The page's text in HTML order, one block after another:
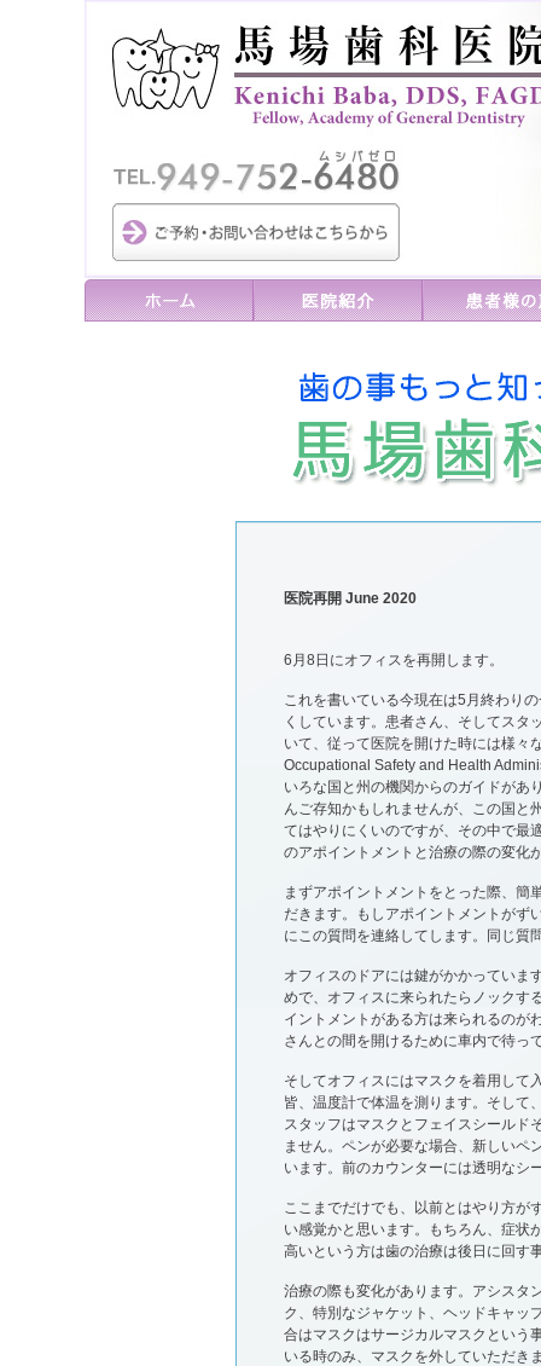
医院再開 June 2020
6月8日にオフィスを再開します。
これを書いている今現在は5月終わり
くしています。患者さん、そしてスタ
いて、従って医院を開けた時には様々
Occupational Safety and Health
いろな国と州の機関からのガイドがあ
んご存知かもしれませんが、この国と
てはやりにくいのですが、その中で最
のアポイントメントと治療の際の変化
まずアポイントメントをとった際、簡
だきます。もしアポイントメントがず
にこの質問を連絡してします。同じ質
オフィスのドアには鍵がかかっていま
めで、オフィスに来られたらノックす
イントメントがある方は来られるのが
さんとの間を開けるために車内で待っ
そしてオフィスにはマスクを着用して
皆、温度計で体温を測ります。そして
スタッフはマスクとフェイスシールド
ません。ペンが必要な場合、新しいペ
います。前のカウンターには透明なシ
ここまでだけでも、以前とはやり方が
い感覚かと思います。もちろん、症状
高いという方は歯の治療は後日に回す
治療の際も変化があります。アシスタ
ク、特別なジャケット、ヘッドキャッ
合はマスクはサージカルマスクという
いる時のみ、マスクを外していただき